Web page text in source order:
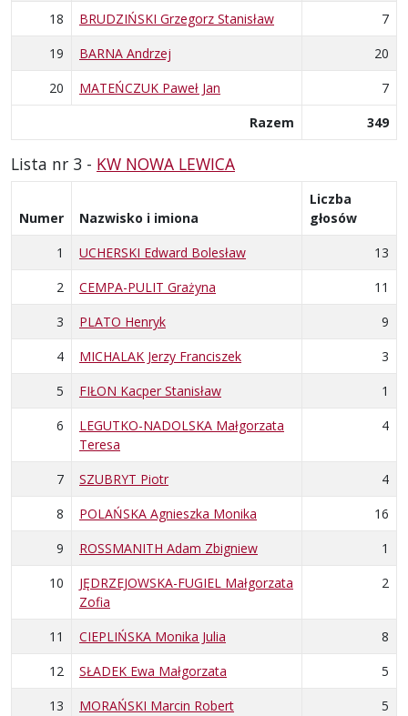
18
BRUDZIŃSKI Grzegorz Stanisław
7
19
BARNA Andrzej
20
20
MATEŃCZUK Paweł Jan
7
Razem
349
Lista nr 3 - KW NOWA LEWICA
Numer Nazwisko i imiona
Liczba
głosów
1
UCHERSKI Edward Bolesław
13
2
CEMPA-PULIT Grażyna
11
3
PLATO Henryk
9
4
MICHALAK Jerzy Franciszek
3
5
FIŁON Kacper Stanisław
1
6
LEGUTKO-NADOLSKA Małgorzata
Teresa
4
7 SZUBRYT Piotr
4
8
POLAŃSKA Agnieszka Monika
16
9
ROSSMANITH Adam Zbigniew
1
10
JĘDRZEJOWSKA-FUGIEL Małgorzata
Zofia
2
11 CIEPLIŃSKA Monika Julia
8
12
SŁADEK Ewa Małgorzata
5
13
MORAŃSKI Marcin Robert
5